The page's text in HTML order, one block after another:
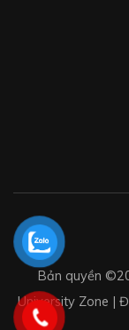
Bản quyền
University Zone |